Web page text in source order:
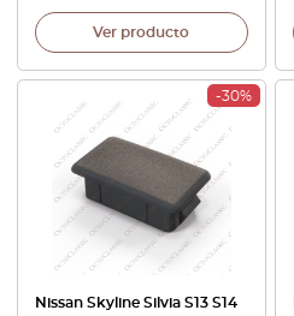
Ver producto
-30%
Nissan Skyline Silvia S13 S14